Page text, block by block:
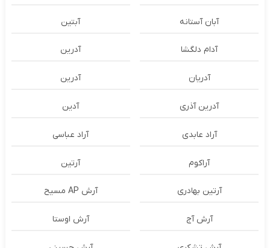
آبان آستانه آبتین
آدام دلگشا آدرين
آدریان آدرین
آدرین آذری آدین
آراد عابدی آراد عباسی
آراکوم آرتین
آرتین بهادری آرش AP مسیح
آرش آج آرش اوستا